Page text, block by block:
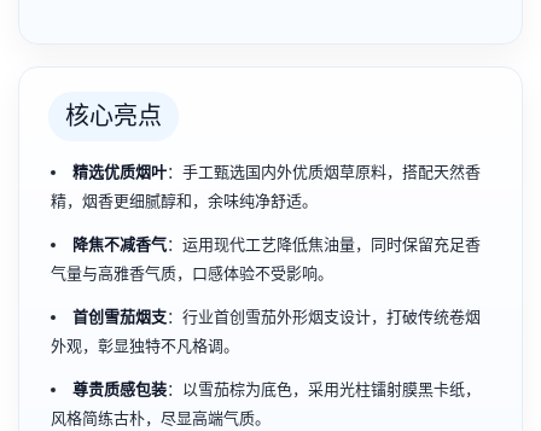
核心亮点
精选优质烟叶：手工甄选国内外优质烟草原料，搭配天然香
精，烟香更细腻醇和，余味纯净舒适。
降焦不减香气：运用现代工艺降低焦油量，同时保留充足香
气量与高雅香气质，口感体验不受影响。
首创雪茄烟支：行业首创雪茄外形烟支设计，打破传统卷烟
外观，彰显独特不凡格调。
尊贵质感包装：以雪茄棕为底色，采用光柱镭射膜黑卡纸，
风格简练古朴，尽显高端气质。